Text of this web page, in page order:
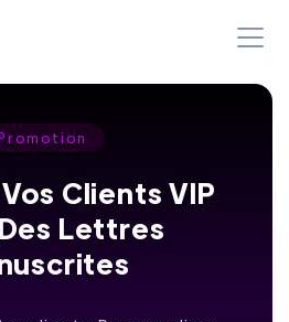
Clients VIP
Lettres